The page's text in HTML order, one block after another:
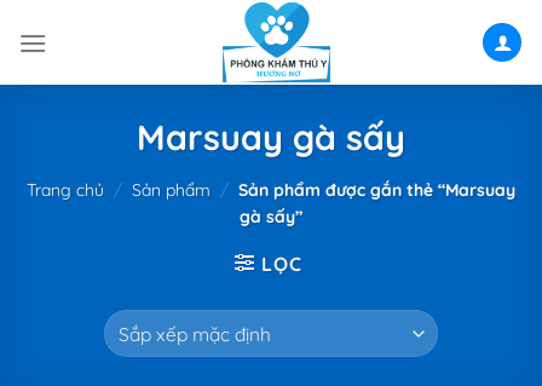
Marsuay gà sấy
Trang chủ / Sản phẩm / Sản phẩm được gắn thẻ “Marsuay
gà sấy”
LỌC